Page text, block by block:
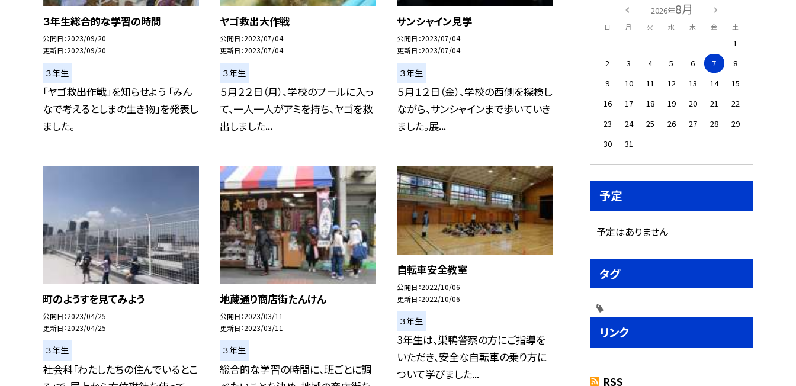
３年生総合的な学習の時間
公開日 2023/09/20
更新日 2023/09/20
３年生
「ヤゴ救出作戦」を知らせよう 「みん
なで考えるとしまの生き物」を発表し
ました。
ヤゴ救出大作戦
公開日 2023/07/04
更新日 2023/07/04
３年生
５月２２日（月）、学校のプールに入っ
て、一人一人がアミを持ち、ヤゴを救
出しました...
サンシャイン見学
公開日 2023/07/04
更新日 2023/07/04
３年生
５月１２日（金）、学校の西側を探検し
ながら、サンシャインまで歩いていき
ました。展...
町のようすを見てみよう
公開日 2023/04/25
更新日 2023/04/25
３年生
社会科「わたしたちの住んでいるとこ
地蔵通り商店街たんけん
公開日 2023/03/11
更新日 2023/03/11
３年生
総合的な学習の時間に、班ごとに調
自転車安全教室
公開日 2022/10/06
更新日 2022/10/06
３年生
3年生は、巣鴨警察の方にご指導を
いただき、安全な自転車の乗り方に
ついて学びました...
2026年8月
日 月 火 水 木 金 土
1
2
3 4 5 6 7
8
9
10 11 12 13 14
15
16
17 18 19 20 21
22
23
24 25 26 27 28
29
30
31
予定
予定はありません
タグ
リンク
RSS